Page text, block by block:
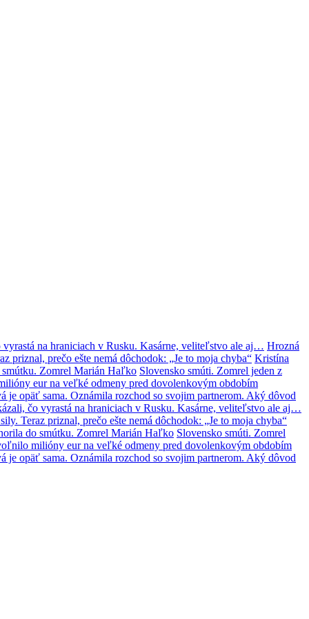
na hraniciach v Rusku. Kasárne, veliteľstvo ale aj… Hrozná
prečo ešte nemá dôchodok: „Je to moja chyba“ Kristína
smútku. Zomrel Marián Haľko Slovensko smúti. Zomrel jeden z
eur na veľké odmeny pred dovolenkovým obdobím
je opäť sama. Oznámila rozchod so svojim partnerom. Aký dôvod
čo vyrastá na hraniciach v Rusku. Kasárne, veliteľstvo ale aj…
Teraz priznal, prečo ešte nemá dôchodok: „Je to moja chyba“
do smútku. Zomrel Marián Haľko Slovensko smúti. Zomrel
milióny eur na veľké odmeny pred dovolenkovým obdobím
je opäť sama. Oznámila rozchod so svojim partnerom. Aký dôvod